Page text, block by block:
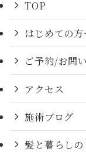
TOP
はじめての方
ご予約/お問
アクセス
施術ブログ
髪と暮らしの